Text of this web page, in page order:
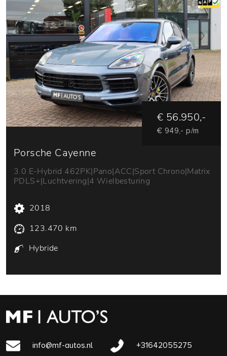
€ 56.950,-
€ 949,- p/m
Porsche Cayenne
3.0 E-Hybrid 462PK|Pano|ACC|Sport Chrono|Matrix
PDLS+|Luchtvering|4 Wielbesturing
2018
123.470 km
Hybride
info@mf-autos.nl +31642055275